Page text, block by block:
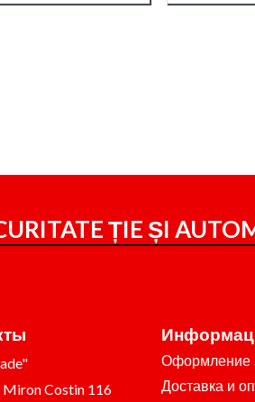
ȚIE ȘI
Miron Costin 116
Оформление
Доставка и